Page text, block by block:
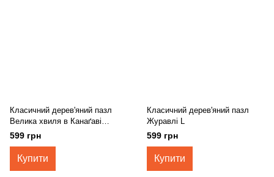
Класичний дерев'яний пазл
Велика хвиля в Канаґаві
(Хокусай) L
599 грн
Купити
Класичний дерев'яний пазл
Журавлі L
599 грн
Купити